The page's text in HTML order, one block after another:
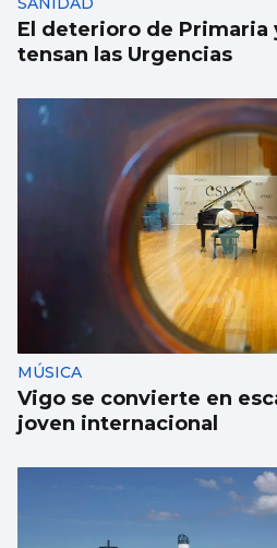
El deterioro de Primaria
tensan las Urgencias
MÚSICA
Vigo se convierte en
joven internacional